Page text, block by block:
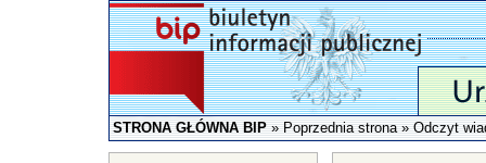
STRONA GŁÓWNA BIP»Poprzednia strona» Odczyt